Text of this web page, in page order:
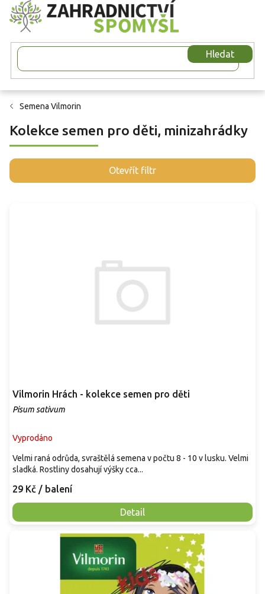
Přejít
na
obsah
Hledat
Semena Vilmorin
Kolekce semen pro děti, minizahrádky
Otevřít filtr
V
ý
Vilmorin Hrách - kolekce semen pro děti
Pisum sativum
Vyprodáno
29 Kč / balení
Detail
Velmi raná odrůda, svraštělá semena v počtu 8 - 10 v lusku. Velmi
sladká. Rostliny dosahují výšky cca...